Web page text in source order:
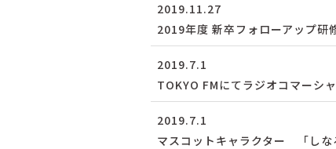
2019.11.27
2019年度 新卒フォローアップ研
2019.7.1
TOKYO FMにてラジオコマーシ
2019.7.1
マスコットキャラクター 「しな